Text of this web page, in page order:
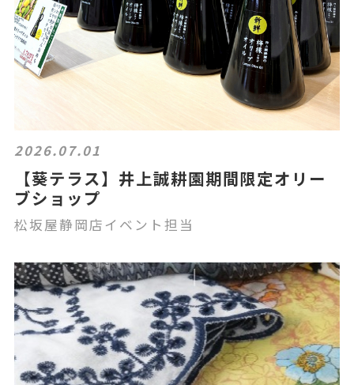
2026.07.01
【葵テラス】井上誠耕園期間限定オリー
ブショップ
松坂屋静岡店イベント担当